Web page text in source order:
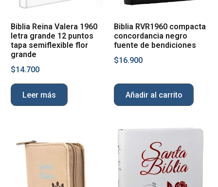
Biblia Reina Valera 1960
letra grande 12 puntos
tapa semiflexible flor
grande
$14.700
Leer más
Biblia RVR1960 compacta
concordancia negro
fuente de bendiciones
$16.900
Añadir al carrito